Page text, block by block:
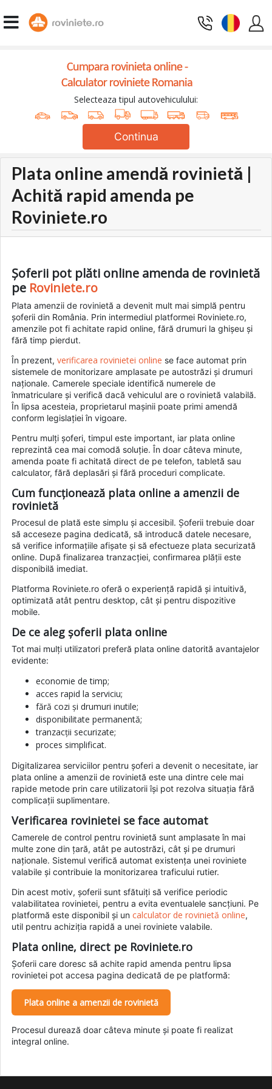
Cumpara rovinieta online -
Calculator roviniete Romania
Selecteaza tipul autovehiculului:
Continua
Plata online amendă rovinietă |
Achită rapid amenda pe
Roviniete.ro
Șoferii pot plăti online amenda de rovinietă
pe Roviniete.ro
Plata amenzii de rovinietă a devenit mult mai simplă pentru
șoferii din România. Prin intermediul platformei Roviniete.ro,
amenzile pot fi achitate rapid online, fără drumuri la ghișeu și
fără timp pierdut.
În prezent, verificarea rovinietei online se face automat prin
sistemele de monitorizare amplasate pe autostrăzi și drumuri
naționale. Camerele speciale identifică numerele de
înmatriculare și verifică dacă vehiculul are o rovinietă valabilă.
În lipsa acesteia, proprietarul mașinii poate primi amendă
conform legislației în vigoare.
Pentru mulți șoferi, timpul este important, iar plata online
reprezintă cea mai comodă soluție. În doar câteva minute,
amenda poate fi achitată direct de pe telefon, tabletă sau
calculator, fără deplasări și fără proceduri complicate.
Cum funcționează plata online a amenzii de
rovinietă
Procesul de plată este simplu și accesibil. Șoferii trebuie doar
să acceseze pagina dedicată, să introducă datele necesare,
să verifice informațiile afișate și să efectueze plata securizată
online. După finalizarea tranzacției, confirmarea plății este
disponibilă imediat.
Platforma Roviniete.ro oferă o experiență rapidă și intuitivă,
optimizată atât pentru desktop, cât și pentru dispozitive
mobile.
De ce aleg șoferii plata online
Tot mai mulți utilizatori preferă plata online datorită avantajelor
evidente:
economie de timp;
acces rapid la serviciu;
fără cozi și drumuri inutile;
disponibilitate permanentă;
tranzacții securizate;
proces simplificat.
Digitalizarea serviciilor pentru șoferi a devenit o necesitate, iar
plata online a amenzii de rovinietă este una dintre cele mai
rapide metode prin care utilizatorii își pot rezolva situația fără
complicații suplimentare.
Verificarea rovinietei se face automat
Camerele de control pentru rovinietă sunt amplasate în mai
multe zone din țară, atât pe autostrăzi, cât și pe drumuri
naționale. Sistemul verifică automat existența unei roviniete
valabile și contribuie la monitorizarea traficului rutier.
Din acest motiv, șoferii sunt sfătuiți să verifice periodic
valabilitatea rovinietei, pentru a evita eventualele sancțiuni. Pe
platformă este disponibil și un calculator de rovinietă online,
util pentru achiziția rapidă a unei roviniete valabile.
Plata online, direct pe Roviniete.ro
Șoferii care doresc să achite rapid amenda pentru lipsa
rovinietei pot accesa pagina dedicată de pe platformă:
Plata online a amenzii de rovinietă
Procesul durează doar câteva minute și poate fi realizat
integral online.